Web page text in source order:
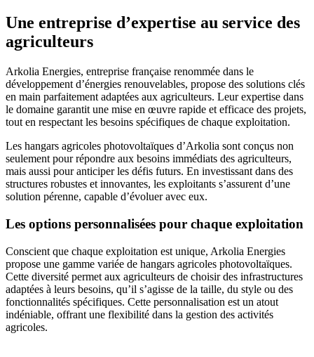
Une entreprise d’expertise au service des
agriculteurs
Arkolia Energies, entreprise française renommée dans le
développement d’énergies renouvelables, propose des solutions clés
en main parfaitement adaptées aux agriculteurs. Leur expertise dans
le domaine garantit une mise en œuvre rapide et efficace des projets,
tout en respectant les besoins spécifiques de chaque exploitation.
Les hangars agricoles photovoltaïques d’Arkolia sont conçus non
seulement pour répondre aux besoins immédiats des agriculteurs,
mais aussi pour anticiper les défis futurs. En investissant dans des
structures robustes et innovantes, les exploitants s’assurent d’une
solution pérenne, capable d’évoluer avec eux.
Les options personnalisées pour chaque exploitation
Conscient que chaque exploitation est unique, Arkolia Energies
propose une gamme variée de hangars agricoles photovoltaïques.
Cette diversité permet aux agriculteurs de choisir des infrastructures
adaptées à leurs besoins, qu’il s’agisse de la taille, du style ou des
fonctionnalités spécifiques. Cette personnalisation est un atout
indéniable, offrant une flexibilité dans la gestion des activités
agricoles.